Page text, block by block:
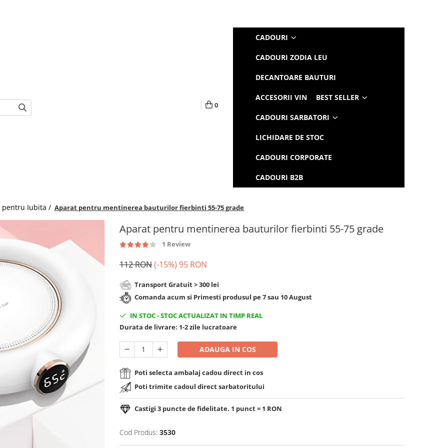
0
CADOURI
CADOURI ZODIA LEU
DECANTOARE BAUTURI
ACCESORII VIN BEST SELLER
CADOURI SARBATORI
LICHIDARE DE STOC
CADOURI CORPORATE
CADOURI B2B
pentru Iubita / Aparat pentru mentinerea bauturilor fierbinti 55-75 grade
Aparat pentru mentinerea bauturilor fierbinti 55-75 grade
1 Review
112 RON(-15%) 95 RON
Transport Gratuit > 300 lei
Comanda acum si Primesti produsul pe 7 sau 10 August
IN STOC-STOC ACTUALIZAT IN TIMP REAL
Durata de livrare: 1-2 zile lucratoare
ADAUGA IN COS
Poti selecta ambalaj cadou direct in cos
Poti trimite cadoul direct sarbatoritului
Castigi 3 puncte de fidelitate. 1 punct = 1 RON
Cod Produs: 3530